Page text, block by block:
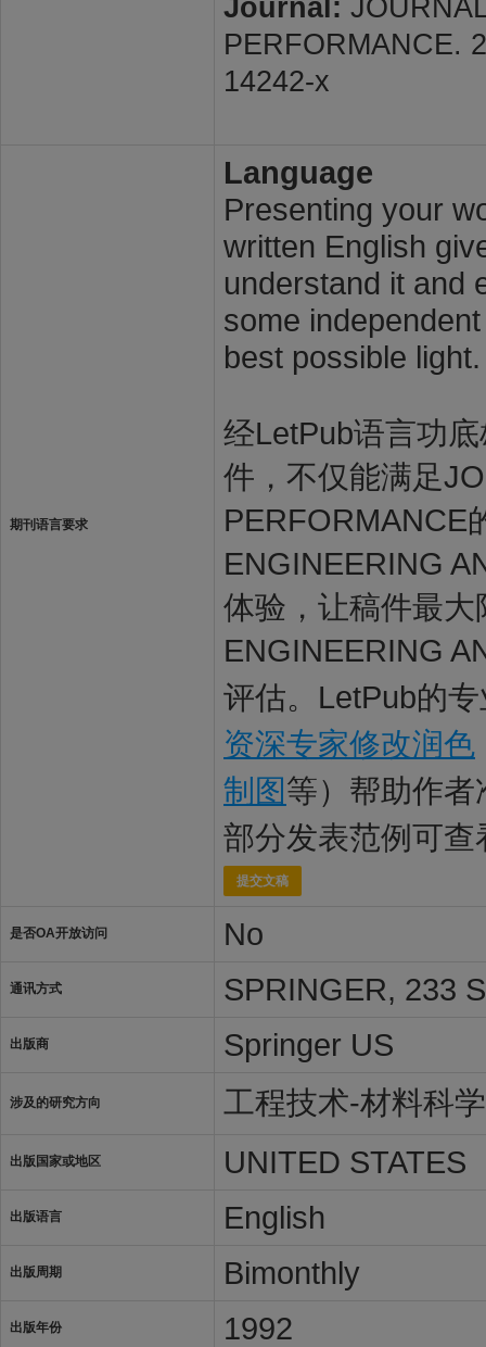
Journal:
PERFORMANCE.
14242-x
期刊语言要求
Language
Presenting your
written English
understand it and
some
best possible light.
经LetPub语言功
件，不仅能满足
PERFORMANCE
ENGINEERING
体验，让稿件最
ENGINEERING
评估。LetPub的
资深专家修改润色
制图等）帮助作
部分发表范例可查
提交文稿
是否OA开放访问 No
通讯方式 SPRINGER, 233
出版商 Springer US
涉及的研究方向 工程技术-材料科
出版国家或地区 UNITED STATES
出版语言 English
出版周期 Bimonthly
出版年份 1992